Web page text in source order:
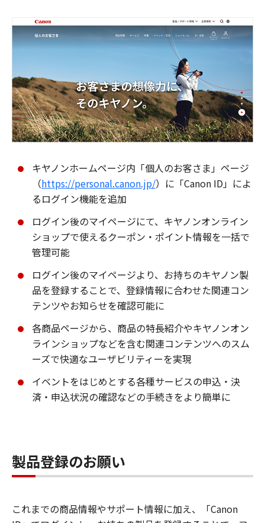
キヤノンホームページ内「個人のお客さま」ページ
（https://personal.canon.jp/）に「Canon ID」によ
るログイン機能を追加
ログイン後のマイページにて、キヤノンオンライン
ショップで使えるクーポン・ポイント情報を一括で
管理可能
ログイン後のマイページより、お持ちのキヤノン製
品を登録することで、登録情報に合わせた関連コン
テンツやお知らせを確認可能に
各商品ページから、商品の特長紹介やキヤノンオン
ラインショップなどを含む関連コンテンツへのスム
ーズで快適なユーザビリティーを実現
イベントをはじめとする各種サービスの申込・決
済・申込状況の確認などの手続きをより簡単に
製品登録のお願い
これまでの商品情報やサポート情報に加え、「Canon